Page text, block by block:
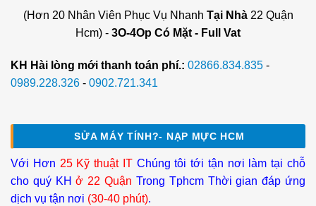
(Hơn 20 Nhân Viên Phục Vụ Nhanh Tại Nhà22 Quận
Hcm) - 3O-4Op Có Mặt - Full Vat
KH Hài lòng mới thanh toán phí.: 02866.834.835 -
0989.228.326 - 0902.721.341
SỬA MÁY TÍNH?- NẠP MỰC HCM
Với Hơn 25 Kỹ thuật ITChúng tôi tới tận nơi làm tại chỗ
cho quý KHở 22 Quận Trong Tphcm Thời gian đáp ứng
dịch vụ tận nơi (30-40 phút).